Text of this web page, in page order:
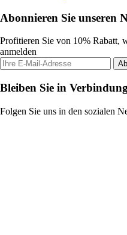
Abonnieren Sie unseren
Profitieren Sie von 10% Rabatt,
anmelden
Bleiben Sie in Verbindung
Folgen Sie uns in den sozialen